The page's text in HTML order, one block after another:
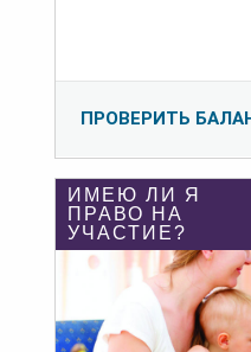
ПРОВЕРИТЬ
ИМЕЮ ЛИ Я
ПРАВО НА
УЧАСТИЕ?